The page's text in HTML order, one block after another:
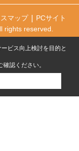
マップ
PCサイト
rights reserved.
ビス向上検討を目的と
確認ください。